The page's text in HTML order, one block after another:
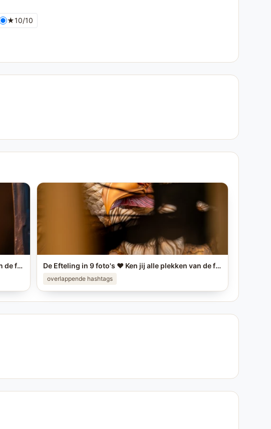
★10/10
De Efteling in 9 foto's ❤️ Ken jij alle plekken van de foto's? #efteling #themeparks #brabant #pretpark #photo De Efteling in 9 foto's ❤️ Ken jij alle plekken van de foto's? #efteling #themeparks #brabant #pretpark #photo
overlappende hashtags